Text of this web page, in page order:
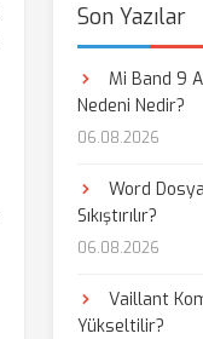
Son Yazılar
Mi Band 9
Nedeni Nedir?
06.08.2026
Word
Sıkıştırılır?
06.08.2026
Vaillant
Yükseltilir?